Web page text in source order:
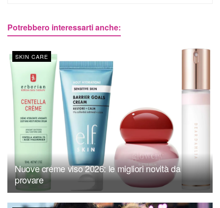
Potrebbero interessarti anche:
SKIN CARE
Nuove creme viso 2026: le migliori novità da
provare